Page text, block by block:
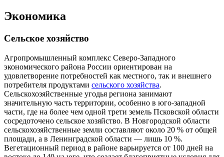
Экономика
Сельское хозяйство
Агропромышленный комплекс Северо-Западного
экономического района России ориентирован на
удовлетворение потребностей как местного, так и внешнего
потребителя продуктами сельского хозяйства.
Сельскохозяйственные угодья региона занимают
значительную часть территории, особенно в юго-западной
части, где на более чем одной трети земель Псковской области
сосредоточено сельское хозяйство. В Новгородской области
сельскохозяйственные земли составляют около 20 % от общей
площади, а в Ленинградской области — лишь 10 %.
Вегетационный период в районе варьируется от 100 дней на